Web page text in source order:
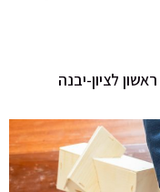
לציון-יבנה